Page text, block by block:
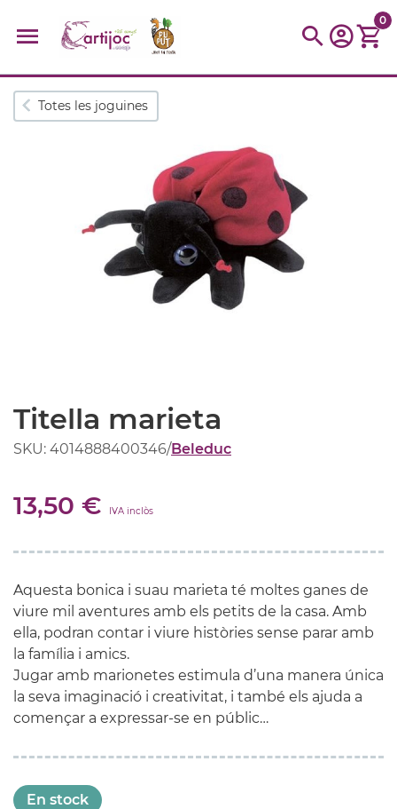
Cerques populars
tinkering kit
0
Totes les joguines
Titella marieta
SKU: 4014888400346/Beleduc
13,50 € IVA inclòs
Aquesta bonica i suau marieta té moltes ganes de
viure mil aventures amb els petits de la casa. Amb
ella, podran contar i viure històries sense parar amb
la família i amics.
Jugar amb marionetes estimula d’una manera única
la seva imaginació i creativitat, i també els ajuda a
començar a expressar-se en públic…
En stock